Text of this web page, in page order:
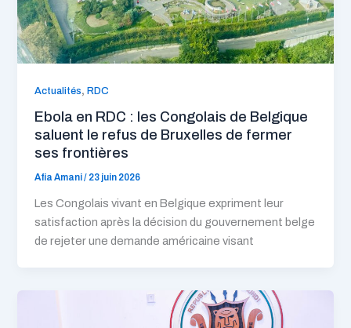
Actualités,RDC
Ebola en RDC : les Congolais de Belgique
saluent le refus de Bruxelles de fermer
ses frontières
Afia Amani/ 23 juin 2026
Les Congolais vivant en Belgique expriment leur
satisfaction après la décision du gouvernement belge
de rejeter une demande américaine visant